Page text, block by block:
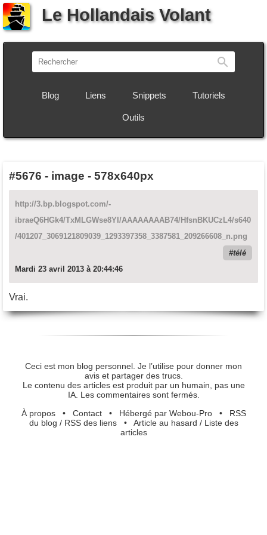
Le Hollandais Volant
Blog Liens Snippets Tutoriels
Outils
#5676 - image - 578x640px
http://3.bp.blogspot.com/-
ibraeQ6HGk4/TxMLGWse8YI/AAAAAAAAB74/HfsnBKUCzL4/s640
/401207_3069121809039_1293397358_3387581_209266608_n.png
télé
Mardi 23 avril 2013 à 20:44:46
Vrai.
Ceci est mon blog personnel. Je l’utilise pour donner mon
avis et partager des trucs.
Le contenu des articles est produit par un humain, pas une
IA. Les commentaires sont fermés.
À propos• Contact• Hébergé par Webou-Pro• RSS
du blog / RSS des liens• Article au hasard / Liste des
articles